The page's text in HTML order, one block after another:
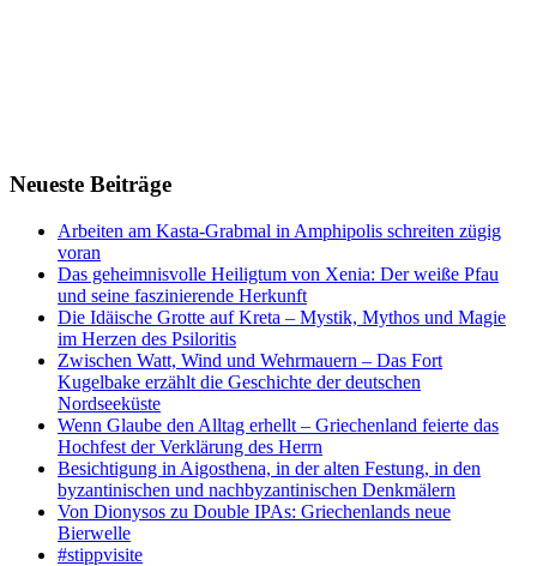
Neueste Beiträge
Arbeiten am Kasta-Grabmal in Amphipolis schreiten zügig
voran
Das geheimnisvolle Heiligtum von Xenia: Der weiße Pfau
und seine faszinierende Herkunft
Die Idäische Grotte auf Kreta – Mystik, Mythos und Magie
im Herzen des Psiloritis
Zwischen Watt, Wind und Wehrmauern – Das Fort
Kugelbake erzählt die Geschichte der deutschen
Nordseeküste
Wenn Glaube den Alltag erhellt – Griechenland feierte das
Hochfest der Verklärung des Herrn
Besichtigung in Aigosthena, in der alten Festung, in den
byzantinischen und nachbyzantinischen Denkmälern
Von Dionysos zu Double IPAs: Griechenlands neue
Bierwelle
#stippvisite